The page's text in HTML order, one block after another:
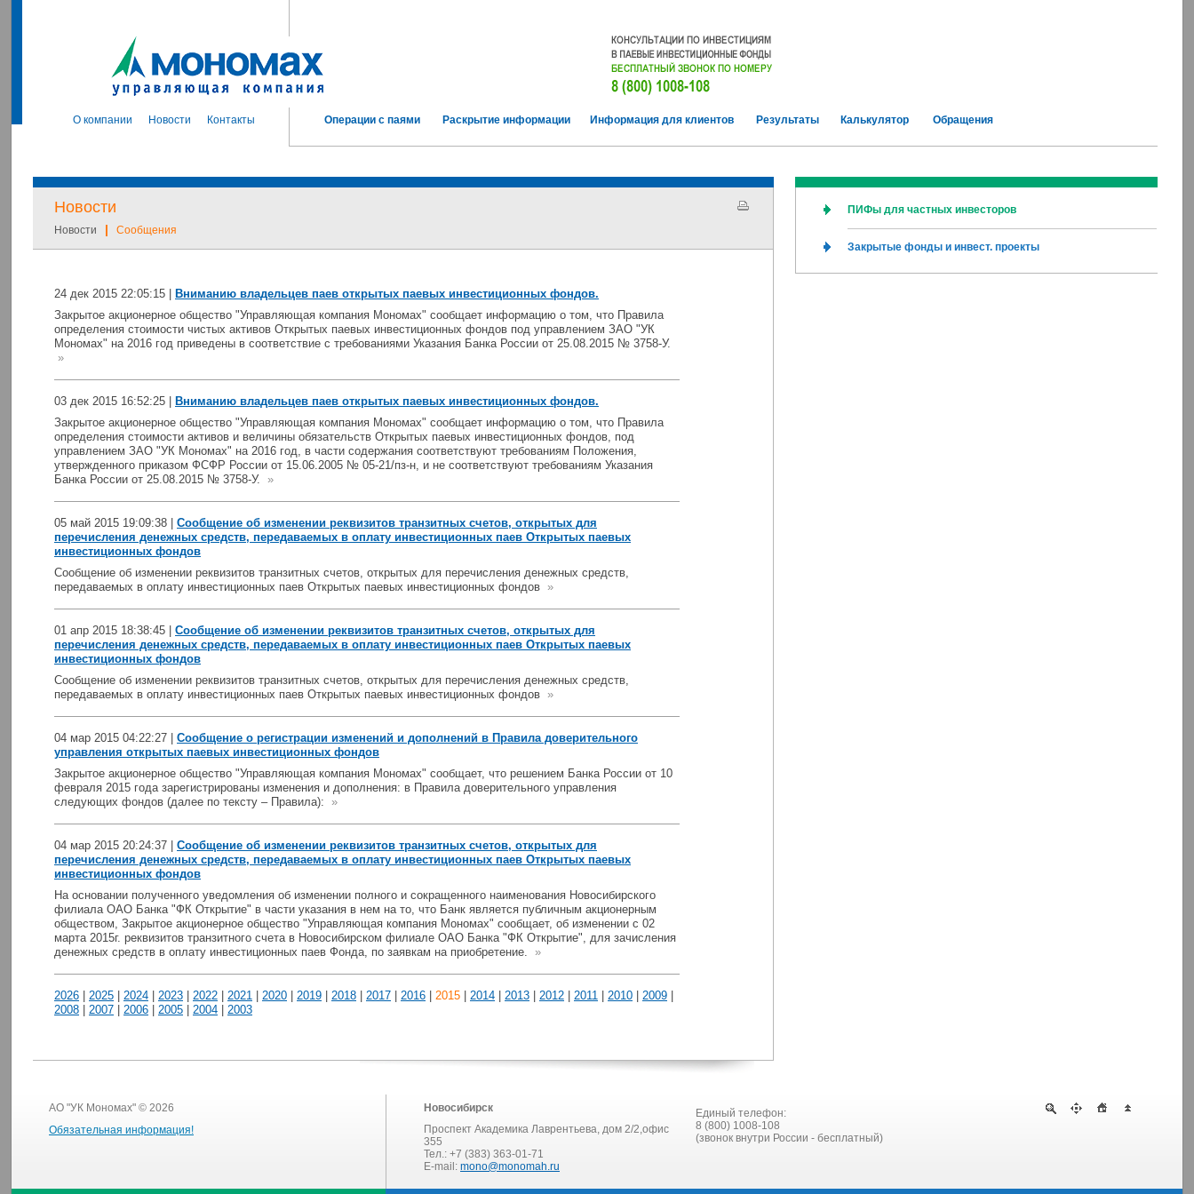
О компании Новости Контакты Операции с паями Раскрытие информации Информация для клиентов Результаты Калькулятор Обращения
Новости
Новости | Сообщения
24 дек 2015 22:05:15 |
Вниманию владельцев паев открытых паевых инвестиционных фондов.
Закрытое акционерное общество "Управляющая компания Мономах" сообщает информацию о том, что Правила
определения стоимости чистых активов Открытых паевых инвестиционных фондов под управлением ЗАО "УК
Мономах" на 2016 год приведены в соответствие с требованиями Указания Банка России от 25.08.2015 № 3758-У.
»
03 дек 2015 16:52:25 |
Вниманию владельцев паев открытых паевых инвестиционных фондов.
Закрытое акционерное общество "Управляющая компания Мономах" сообщает информацию о том, что Правила
определения стоимости активов и величины обязательств Открытых паевых инвестиционных фондов, под
управлением ЗАО "УК Мономах" на 2016 год, в части содержания соответствуют требованиям Положения,
утвержденного приказом ФСФР России от 15.06.2005 № 05-21/пз-н, и не соответствуют требованиям Указания
Банка России от 25.08.2015 № 3758-У.
»
05 май 2015 19:09:38 | Сообщение об изменении реквизитов транзитных счетов, открытых для
перечисления денежных средств, передаваемых в оплату инвестиционных паев Открытых паевых
инвестиционных фондов
Сообщение об изменении реквизитов транзитных счетов, открытых для перечисления денежных средств,
передаваемых в оплату инвестиционных паев Открытых паевых инвестиционных фондов »
01 апр 2015 18:38:45 | Сообщение об изменении реквизитов транзитных счетов, открытых для
перечисления денежных средств, передаваемых в оплату инвестиционных паев Открытых паевых
инвестиционных фондов
Сообщение об изменении реквизитов транзитных счетов, открытых для перечисления денежных средств,
передаваемых в оплату инвестиционных паев Открытых паевых инвестиционных фондов »
04 мар 2015 04:22:27 | Сообщение о регистрации изменений и дополнений в Правила доверительного
управления открытых паевых инвестиционных фондов
Закрытое акционерное общество "Управляющая компания Мономах" сообщает, что решением Банка России от 10
февраля 2015 года зарегистрированы изменения и дополнения: в Правила доверительного управления
следующих фондов (далее по тексту – Правила):
»
04 мар 2015 20:24:37 | Сообщение об изменении реквизитов транзитных счетов, открытых для
перечисления денежных средств, передаваемых в оплату инвестиционных паев Открытых паевых
инвестиционных фондов
На основании полученного уведомления об изменении полного и сокращенного наименования Новосибирского
филиала ОАО Банка "ФК Открытие" в части указания в нем на то, что Банк является публичным акционерным
обществом, Закрытое акционерное общество "Управляющая компания Мономах" сообщает, об изменении с 02
марта 2015г. реквизитов транзитного счета в Новосибирском филиале ОАО Банка "ФК Открытие", для зачисления
денежных средств в оплату инвестиционных паев Фонда, по заявкам на приобретение.
»
2026 2025 2024 2023 2022 2021 2020 2019 2018 2017 2016 2015 2014 2013 2012 2011 2010 2009
2008
2007 2006 2005 2004 2003
ПИФы для частных инвесторов
Закрытые фонды и инвест. проекты
АО "УК Мономах" © 2026
Обязательная информация!
Новосибирск
Проспект Академика Лаврентьева, дом 2/2,офис
355
Тел.: +7 (383) 363-01-71
E-mail: mono@monomah.ru
Единый телефон:
8 (800) 1008-108
(звонок внутри России - бесплатный)